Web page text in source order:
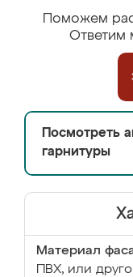
Поможем
Ответим
Посмотреть
гарнитуры
Материал
ПВХ, или